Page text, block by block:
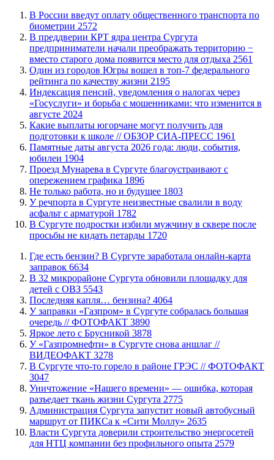
В России введут оплату общественного транспорта по
биометрии 2572
​В преддверии КРТ ядра центра Сургута
предприниматели начали преображать территорию −
вместо старого дома появится место для отдыха 2561
Один из городов Югры вошел в топ-7 федерального
рейтинга по качеству жизни 2195
​Индексация пенсий, уведомления о налогах через
«Госуслуги» и борьба с мошенниками: что изменится в
августе 2024
Какие выплаты югорчане могут получить для
подготовки к школе // ОБЗОР СИА-ПРЕСС 1961
​Памятные даты августа 2026 года: люди, события,
юбилеи 1904
​Проезд Мунарева в Сургуте благоустраивают с
опережением графика 1896
​Не только работа, но и будущее 1803
​У речпорта в Сургуте неизвестные свалили в воду
асфальт с арматурой 1782
В Сургуте подростки избили мужчину в сквере после
просьбы не кидать петарды 1720
​Где есть бензин? В Сургуте заработала онлайн-карта
заправок 6634
В 32 микрорайоне Сургута обновили площадку для
детей с ОВЗ 5543
​Последняя капля… бензина? 4064
​У заправки «Газпром» в Сургуте собралась большая
очередь // ФОТОФАКТ 3890
Яркое лето с Брусникой 3878
У «Газпромнефти» в Сургуте снова аншлаг //
ВИДЕОФАКТ 3278
​В Сургуте что-то горело в районе ГРЭС // ФОТОФАКТ
3047
​Уничтожение «Нашего времени» — ошибка, которая
разъедает ткань жизни Сургута 2775
​Администрация Сургута запустит новый автобусный
маршрут от ПИКСа к «Сити Моллу» 2635
Власти Сургута доверили строительство энергосетей
для НТЦ компании без профильного опыта 2579